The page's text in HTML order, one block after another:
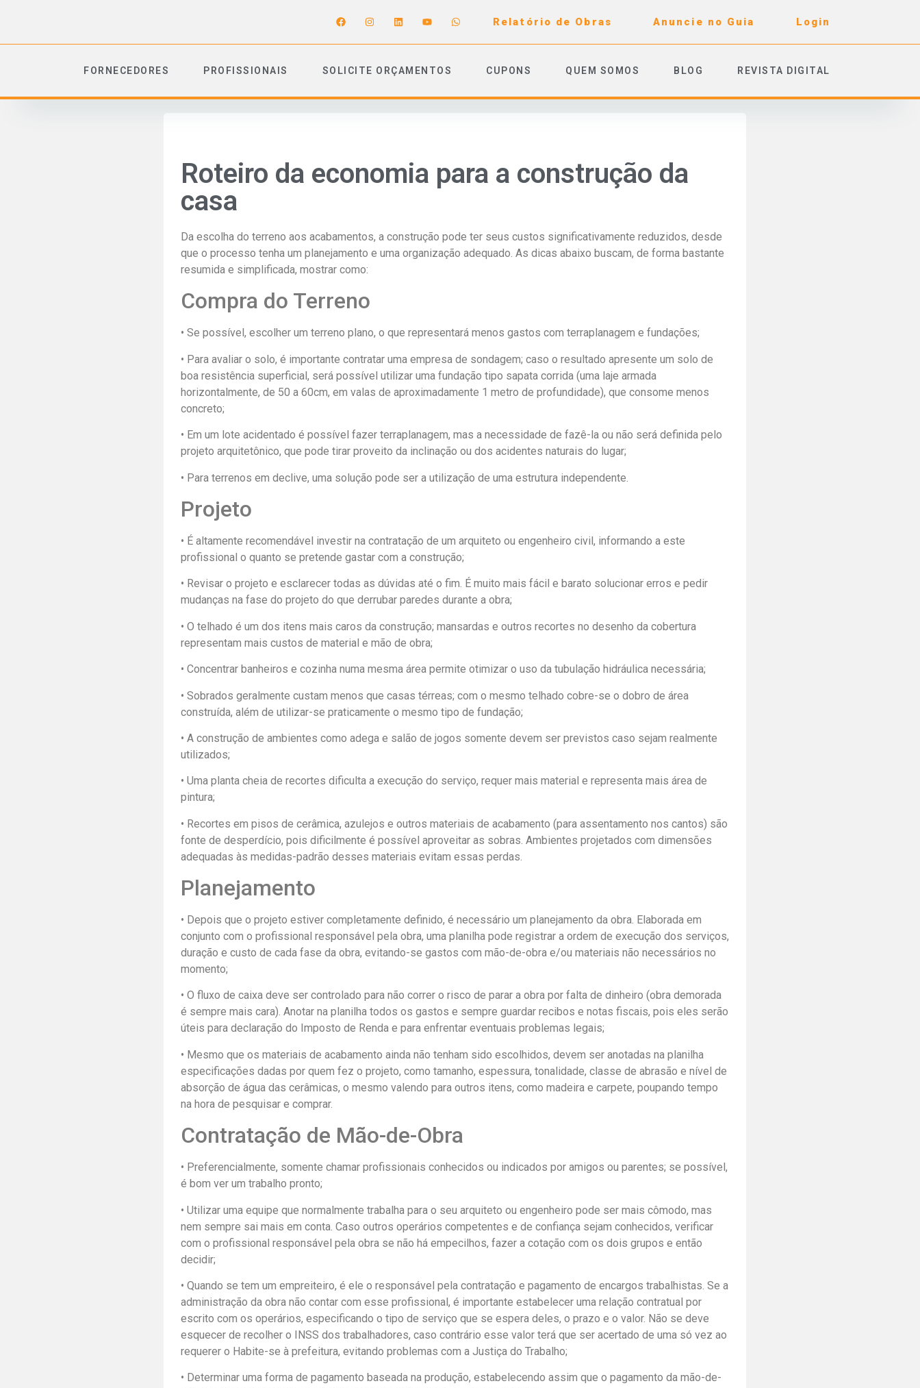
Relatório de Obras Anuncie no Guia Login
FORNECEDORES PROFISSIONAIS SOLICITE ORÇAMENTOS CUPONS QUEM SOMOS BLOG REVISTA DIGITAL
Roteiro da economia para a construção da
casa
Da escolha do terreno aos acabamentos, a construção pode ter seus custos significativamente reduzidos, desde
que o processo tenha um planejamento e uma organização adequado. As dicas abaixo buscam, de forma bastante
resumida e simplificada, mostrar como:
Compra do Terreno
• Se possível, escolher um terreno plano, o que representará menos gastos com terraplanagem e fundações;
• Para avaliar o solo, é importante contratar uma empresa de sondagem; caso o resultado apresente um solo de
boa resistência superficial, será possível utilizar uma fundação tipo sapata corrida (uma laje armada
horizontalmente, de 50 a 60cm, em valas de aproximadamente 1 metro de profundidade), que consome menos
concreto;
• Em um lote acidentado é possível fazer terraplanagem, mas a necessidade de fazê-la ou não será definida pelo
projeto arquitetônico, que pode tirar proveito da inclinação ou dos acidentes naturais do lugar;
• Para terrenos em declive, uma solução pode ser a utilização de uma estrutura independente.
Projeto
• É altamente recomendável investir na contratação de um arquiteto ou engenheiro civil, informando a este
profissional o quanto se pretende gastar com a construção;
• Revisar o projeto e esclarecer todas as dúvidas até o fim. É muito mais fácil e barato solucionar erros e pedir
mudanças na fase do projeto do que derrubar paredes durante a obra;
• O telhado é um dos itens mais caros da construção; mansardas e outros recortes no desenho da cobertura
representam mais custos de material e mão de obra;
• Concentrar banheiros e cozinha numa mesma área permite otimizar o uso da tubulação hidráulica necessária;
• Sobrados geralmente custam menos que casas térreas; com o mesmo telhado cobre-se o dobro de área
construída, além de utilizar-se praticamente o mesmo tipo de fundação;
• A construção de ambientes como adega e salão de jogos somente devem ser previstos caso sejam realmente
utilizados;
• Uma planta cheia de recortes dificulta a execução do serviço, requer mais material e representa mais área de
pintura;
• Recortes em pisos de cerâmica, azulejos e outros materiais de acabamento (para assentamento nos cantos) são
fonte de desperdício, pois dificilmente é possível aproveitar as sobras. Ambientes projetados com dimensões
adequadas às medidas-padrão desses materiais evitam essas perdas.
Planejamento
• Depois que o projeto estiver completamente definido, é necessário um planejamento da obra. Elaborada em
conjunto com o profissional responsável pela obra, uma planilha pode registrar a ordem de execução dos serviços,
duração e custo de cada fase da obra, evitando-se gastos com mão-de-obra e/ou materiais não necessários no
momento;
• O fluxo de caixa deve ser controlado para não correr o risco de parar a obra por falta de dinheiro (obra demorada
é sempre mais cara). Anotar na planilha todos os gastos e sempre guardar recibos e notas fiscais, pois eles serão
úteis para declaração do Imposto de Renda e para enfrentar eventuais problemas legais;
• Mesmo que os materiais de acabamento ainda não tenham sido escolhidos, devem ser anotadas na planilha
especificações dadas por quem fez o projeto, como tamanho, espessura, tonalidade, classe de abrasão e nível de
absorção de água das cerâmicas, o mesmo valendo para outros itens, como madeira e carpete, poupando tempo
na hora de pesquisar e comprar.
Contratação de Mão-de-Obra
• Preferencialmente, somente chamar profissionais conhecidos ou indicados por amigos ou parentes; se possível,
é bom ver um trabalho pronto;
• Utilizar uma equipe que normalmente trabalha para o seu arquiteto ou engenheiro pode ser mais cômodo, mas
nem sempre sai mais em conta. Caso outros operários competentes e de confiança sejam conhecidos, verificar
com o profissional responsável pela obra se não há empecilhos, fazer a cotação com os dois grupos e então
decidir;
• Quando se tem um empreiteiro, é ele o responsável pela contratação e pagamento de encargos trabalhistas. Se a
administração da obra não contar com esse profissional, é importante estabelecer uma relação contratual por
escrito com os operários, especificando o tipo de serviço que se espera deles, o prazo e o valor. Não se deve
esquecer de recolher o INSS dos trabalhadores, caso contrário esse valor terá que ser acertado de uma só vez ao
requerer o Habite-se à prefeitura, evitando problemas com a Justiça do Trabalho;
• Determinar uma forma de pagamento baseada na produção, estabelecendo assim que o pagamento da mão-de-